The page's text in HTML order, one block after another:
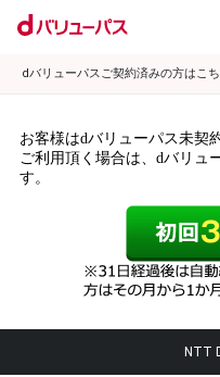
dバリューパスご契約済みの方はこ
お客様はdバリューパス未契
ご利用頂く場合は、dバリュ
す。
NTT